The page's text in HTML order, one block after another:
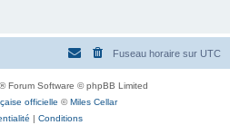
Fuseau horaire sur UTC
® Forum Software © phpBB Limited
officielle ©Miles Cellar
| Conditions